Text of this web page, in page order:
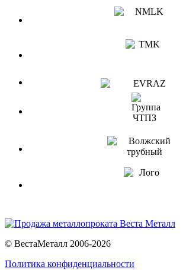
© ВестаМеталл 2006-2026
Политика конфиденциальности